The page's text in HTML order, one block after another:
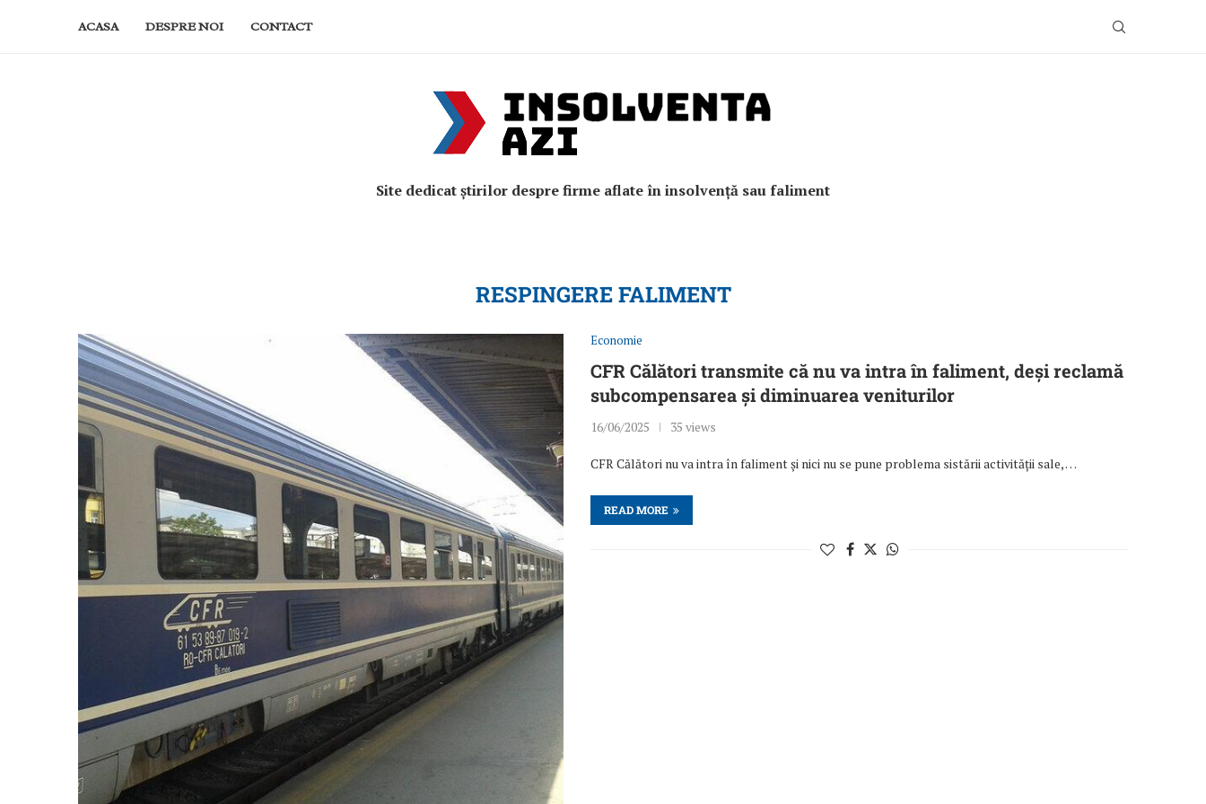
ACASA DESPRE NOI CONTACT
Site dedicat știrilor despre firme aflate în insolvență sau faliment
RESPINGERE FALIMENT
Economie
CFR Călători transmite că nu va intra în faliment, deși reclamă
subcompensarea și diminuarea veniturilor
16/06/2025 35 views
CFR Călători nu va intra în faliment și nici nu se pune problema sistării activității sale, …
READ MORE